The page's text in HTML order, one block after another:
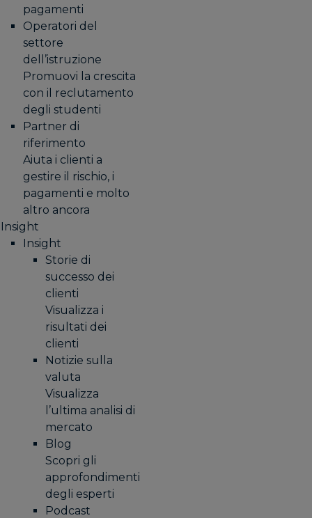
pagamenti
Operatori del
settore
dell’istruzione
Promuovi la crescita
con il reclutamento
degli studenti
Partner di
riferimento
Aiuta i clienti a
gestire il rischio, i
pagamenti e molto
altro ancora
Insight
Insight
Storie di
successo dei
clienti
Visualizza i
risultati dei
clienti
Notizie sulla
valuta
Visualizza
l’ultima analisi di
mercato
Blog
Scopri gli
approfondimenti
degli esperti
Podcast